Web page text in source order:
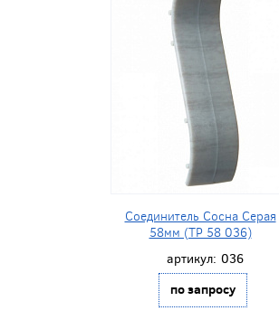
Соединитель Сосна Серая
58мм (ТР 58 036)
артикул: 036
по запросу